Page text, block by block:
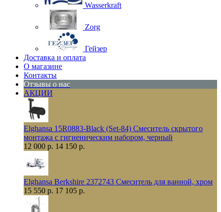
Wasserkraft
Zorg
Гейзер
Доставка и оплата
О магазине
Контакты
Отзывы о нас
АКЦИИ
Elghansa 15R0883-Black (Set-84) Смеситель скрытого
монтажа с гигиеническим набором, черный
12 000 р. 14 150 р.
Elghansa Berkshire 2372743 Смеситель для ванной, хром
15 550 р. 17 105 р.